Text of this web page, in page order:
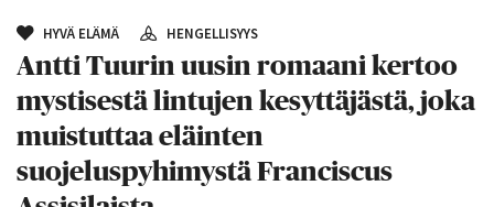
HYVÄ ELÄMÄ HENGELLISYYS
Antti Tuurin uusin romaani kertoo
mystisestä lintujen kesyttäjästä, joka
muistuttaa eläinten
suojeluspyhimystä Franciscus